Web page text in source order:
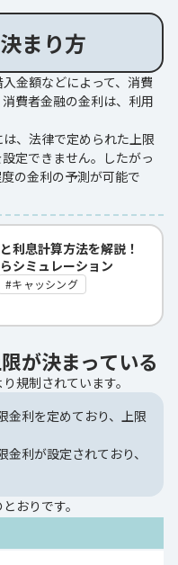
まり方
金額などによって、消費
費者金融の金利は、利用
、法律で定められた上限
定できません。したがっ
の金利の予測が可能で
利息計算方法を解説！
シミュレーション
キャッシング
が決まっている
規制されています。
金利を定めており、上限
利が設定されており、
おりです。